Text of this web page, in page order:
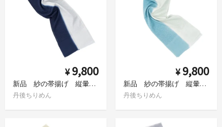
¥ 9,800
新品 紗の帯揚げ 縦暈し 水玉 紺×白鼠
丹後ちりめん
¥ 9,800
新品 紗の帯揚げ 縦暈し 水玉 天色×白緑
丹後ちりめん